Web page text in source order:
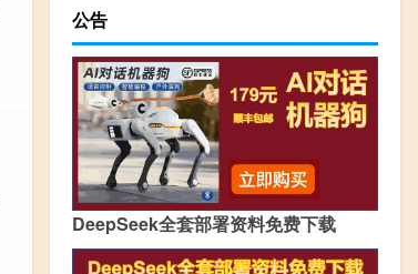
公告
DeepSeek全套部署资料免费下载